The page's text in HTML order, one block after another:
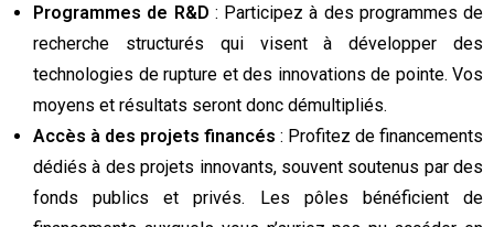
Programmes de R&D : Participez à des programmes de
recherche structurés qui visent à développer des
technologies de rupture et des innovations de pointe. Vos
moyens et résultats seront donc démultipliés.
Accès à des projets financés : Profitez de financements
dédiés à des projets innovants, souvent soutenus par des
fonds publics et privés. Les pôles bénéficient de